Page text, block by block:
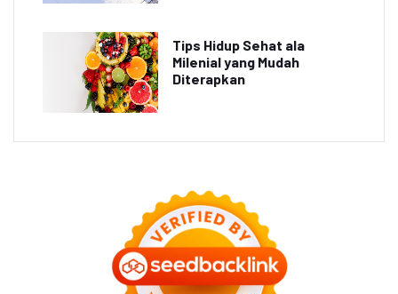
Tips Hidup Sehat ala
Milenial yang Mudah
Diterapkan